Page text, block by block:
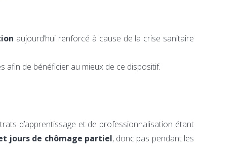
aujourd’hui renforcé à cause de la crise sanitaire
afin de bénéficier au mieux de ce dispositif.
d’apprentissage et de professionnalisation étant
jours de chômage partiel, donc pas pendant les